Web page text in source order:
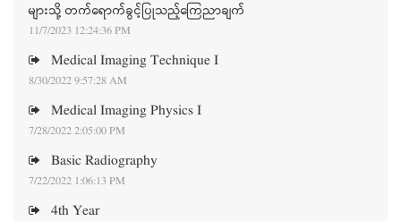
များသို့ တက်ရောက်ခွင့်ပြုသည့်ကြေညာချက်
11/7/2023 12:24:36 PM
Medical Imaging Technique I
8/30/2022 9:57:28 AM
Medical Imaging Physics I
7/28/2022 2:05:00 PM
Basic Radiography
7/22/2022 1:06:13 PM
4th Year